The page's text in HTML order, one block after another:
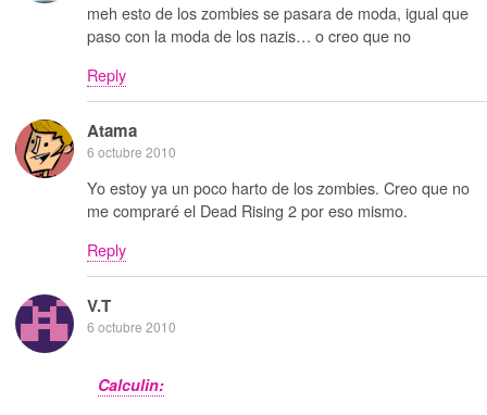
meh esto de los zombies se pasara de moda, igual que
paso con la moda de los nazis… o creo que no
Reply
Atama
6 octubre 2010
Yo estoy ya un poco harto de los zombies. Creo que no
me compraré el Dead Rising 2 por eso mismo.
Reply
V.T
6 octubre 2010
Calculin: